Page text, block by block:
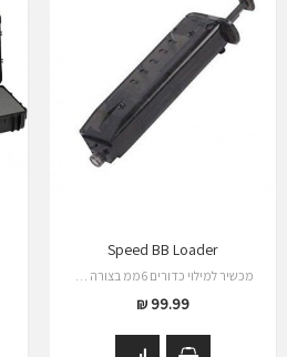
Speed BB Loader
מכשיר למילוי כדורים 6ממ בצורה מהירה לכלי…
99.99 ₪